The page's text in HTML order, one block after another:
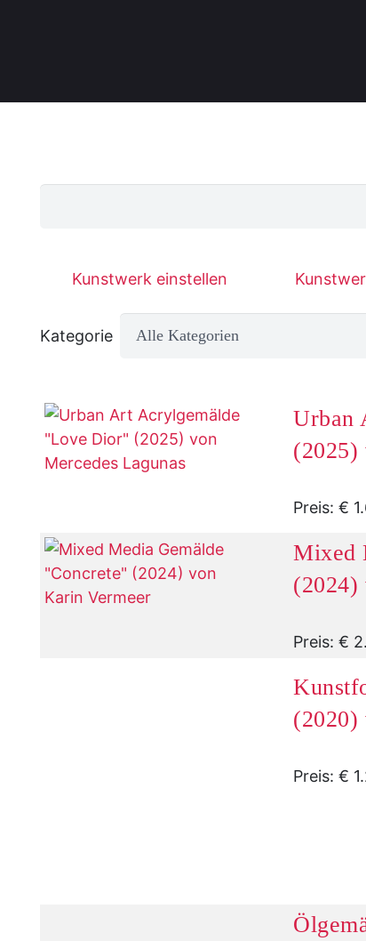
Kunstwerk einstellen
Kategorie
Urban
(2025)
Preis: €
Mixed
(2024)
Preis: €
(2020)
Preis: €